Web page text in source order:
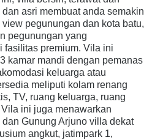
asri membuat anda semakin
pegunungan dan kota batu,
pegunungan yang
fasilitas premium. Vila ini
kamar mandi dengan pemanas
keluarga atau
meliputi kolam renang
TV, ruang keluarga, ruang
Vila ini juga menawarkan
Gunung Arjuno villa dekat
angkut, jatimpark 1,